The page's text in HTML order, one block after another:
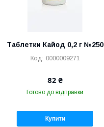
Таблетки Кайод 0,2 г №250
0000009271
82 ₴
Готово до відправки
Купити